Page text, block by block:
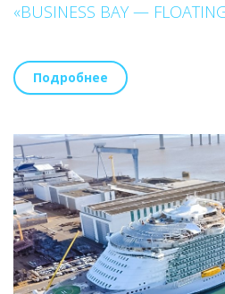
«BUSINESS BAY —
Подробнее